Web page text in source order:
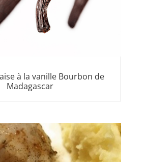
à la vanille Bourbon de
Madagascar